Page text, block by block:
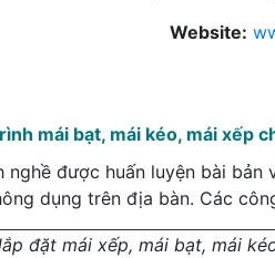
Website:
mái bạt, mái kéo, mái xếp
nghề được huấn luyện bài
dụng trên địa bàn. Các
đặt mái xếp, mái bạt, mái